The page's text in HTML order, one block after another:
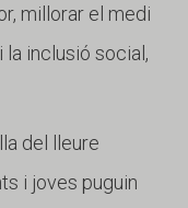
millorar el medi
la inclusió social,
del lleure
i joves puguin